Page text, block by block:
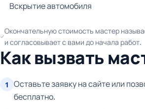
Вскрытие автомобиля
Окончательную стоимость мастер
и согласовывает с вами до начала работ.
Как вызвать
1
Оставьте заявку на сайте или
бесплатно.